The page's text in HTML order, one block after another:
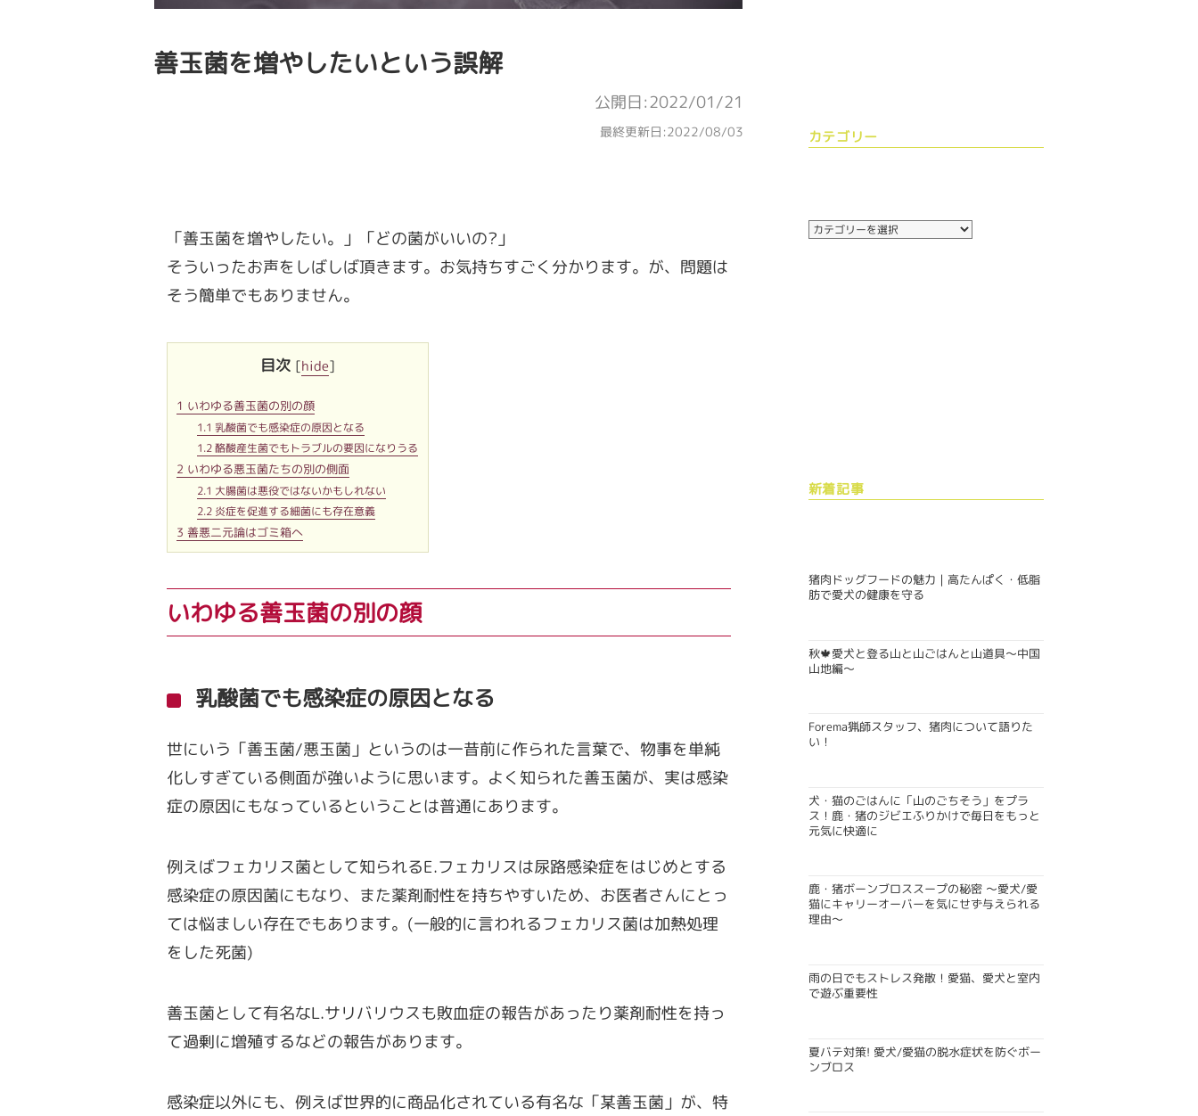
善玉菌を増やしたいという誤解
公開日:2022/01/21
最終更新日:2022/08/03
「善玉菌を増やしたい。」「どの菌がいいの?」
そういったお声をしばしば頂きます。お気持ちすごく分かります。が、問題は
そう簡単でもありません。
目次 [hide]
1 いわゆる善玉菌の別の顔
1.1 乳酸菌でも感染症の原因となる
1.2酪酸産生菌でもトラブルの要因になりうる
2 いわゆる悪玉菌たちの別の側面
2.1 大腸菌は悪役ではないかもしれない
2.2 炎症を促進する細菌にも存在意義
3 善悪二元論はゴミ箱へ
いわゆる善玉菌の別の顔
乳酸菌でも感染症の原因となる
世にいう「善玉菌/悪玉菌」というのは一昔前に作られた言葉で、物事を単純
化しすぎている側面が強いように思います。よく知られた善玉菌が、実は感染
症の原因にもなっているということは普通にあります。
例えばフェカリス菌として知られるE.フェカリスは尿路感染症をはじめとする
感染症の原因菌にもなり、また薬剤耐性を持ちやすいため、お医者さんにとっ
ては悩ましい存在でもあります。(一般的に言われるフェカリス菌は加熱処理
をした死菌)
善玉菌として有名なL.サリバリウスも敗血症の報告があったり薬剤耐性を持っ
て過剰に増殖するなどの報告があります。
感染症以外にも、例えば世界的に商品化されている有名な「某善玉菌」が、特
カテゴリー
新着記事
猪肉ドッグフードの魅力｜高たんぱく・低脂
肪で愛犬の健康を守る
秋🍁愛犬と登る山と山ごはんと山道具〜中国
山地編〜
Forema猟師スタッフ、猪肉について語りた
い！
犬・猫のごはんに「山のごちそう」をプラ
ス！鹿・猪のジビエふりかけで毎日をもっと
元気に快適に
鹿・猪ボーンブロススープの秘密 〜愛犬/愛
猫にキャリーオーバーを気にせず与えられる
理由〜
雨の日でもストレス発散！愛猫、愛犬と室内
で遊ぶ重要性
夏バテ対策! 愛犬/愛猫の脱水症状を防ぐボー
ンブロス